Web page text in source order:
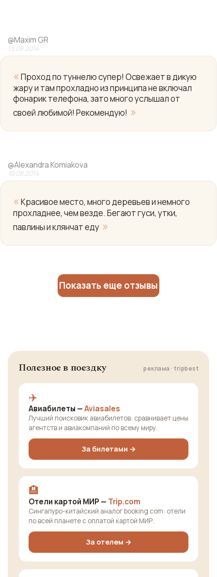
Yo
@Maxim GR
13.08.2014
« Проход по туннелю супер! Освежает в дикую
жару и там прохладно из принципа не включал
фонарик телефона, зато много услышал от
своей любимой! Рекомендую! »
@Alexandra Komiakova
10.08.2014
« Красивое место, много деревьев и немного
прохладнее, чем везде. Бегают гуси, утки,
павлины и клянчат еду »
Показать еще отзывы
Полезное в поездку реклама · tripbest
✈️
Авиабилеты —Aviasales
Лучший поисковик авиабилетов: сравнивает цены
агентств и авиакомпаний по всему миру.
За билетами →
🏨
Отели картой МИР — Trip.com
Сингапуро-китайский аналог booking.com: отели
по всей планете с оплатой картой МИР.
За отелем →